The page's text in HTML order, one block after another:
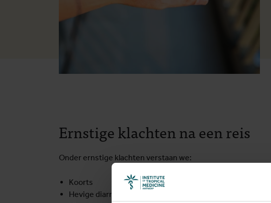
Ernstige klachten na een reis
Onder ernstige klachten verstaan we:
Koorts
Hevige diarree